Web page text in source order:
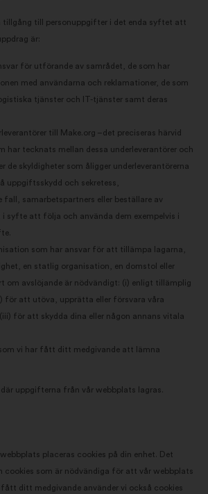
tillgång till personuppgifter i det enda syftet att
är:
för utförande av samrådet, de som har
med användarna och reklamationer, de som
tjänster och IT-tjänster samt deras
till Make.org –det preciseras härvid
har tecknats mellan dessa underleverantörer och
de skyldigheter som åligger underleverantörerna
uppgiftsskydd och sekretess,
fall, samarbetspartners eller beställare av
i syfte att följa och använda dem exempelvis i
som har ansvar för att tillämpa lagarna,
en statlig organisation, en domstol eller
om avslöjande är nödvändigt: (i) enligt tillämplig
för att utöva, upprätta eller försvara våra
för att skydda dina eller någon annans vitala
vi har fått ditt medgivande att lämna
där uppgifterna från vår webbplats lagras.
placeras cookies på din enhet. Det
cookies som är nödvändiga för att vår webbplats
ditt medgivande använder vi också cookies